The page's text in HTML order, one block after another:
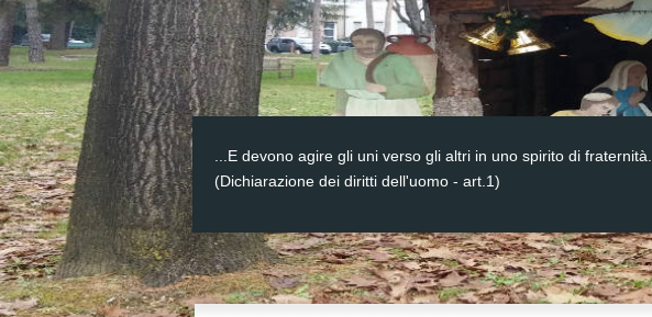
...E devono agire gli uni verso gli altri in uno spirito di fraternità.
(Dichiarazione dei diritti dell'uomo - art.1)